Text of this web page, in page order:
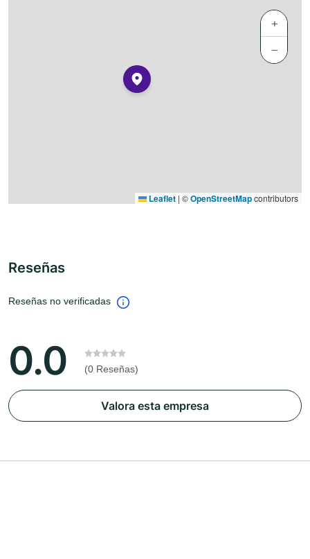
+
−
Leaflet | ©OpenStreetMapcontributors
Reseñas
Reseñas no verificadas
0.0 (0 Reseñas)
Valora esta empresa